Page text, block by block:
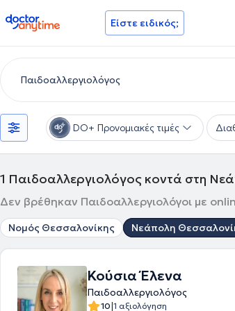
doctoranytime Είστε ειδικός;
DO+ Προνομιακές τιμές
1 Παιδοαλλεργιολόγος κοντά στη
Δεν βρέθηκαν Παιδοαλλεργιολόγοι με
Νομός Θεσσαλονίκης Νεάπολη
Κούσια Έλενα
Παιδοαλλεργιολόγος
10|1 αξιολόγηση